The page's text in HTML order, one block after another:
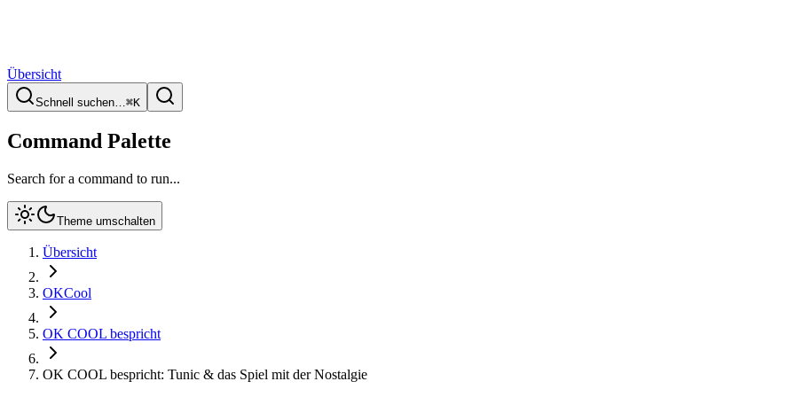
Übersicht
Schnell suchen…⌘K
Command Palette
Search for a command to run...
Theme umschalten
Übersicht
OKCool
OK COOL bespricht
OK COOL bespricht: Tunic & das Spiel mit der Nostalgie